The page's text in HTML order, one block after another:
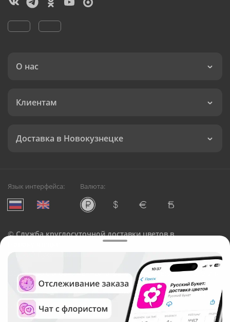
О нас
Клиентам
Доставка в Новокузнецке
Язык интерфейса: Валюта:
©Служба круглосуточной доставки цветов в
Русский Букет, 2026
Общество с ограниченной ответственностью «Технология»
ОГРН: 1195476081745, ИНН: 5410081997
Юридический адрес: г. Новосибирск, ул. Ипподромская,
д.42, оф. 3